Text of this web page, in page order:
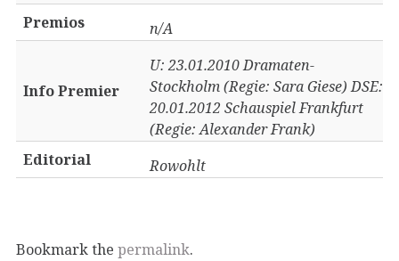
Premios n/A
Info Premier
U: 23.01.2010 Dramaten-
Stockholm (Regie: Sara Giese) DSE:
20.01.2012 Schauspiel Frankfurt
(Regie: Alexander Frank)
Editorial
Rowohlt
Bookmark the permalink.